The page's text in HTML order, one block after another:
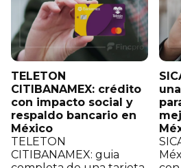
TELETON
CITIBANAMEX: crédito
con impacto social y
respaldo bancario en
México
TELETON
CITIBANAMEX: guia